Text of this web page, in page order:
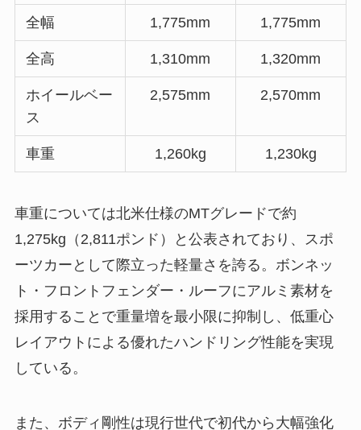
全幅 1,775mm 1,775mm
全高 1,310mm 1,320mm
ホイールベー
ス
2,575mm 2,570mm
車重 1,260kg 1,230kg
車重については北米仕様のMTグレードで約
1,275kg（2,811ポンド）と公表されており、スポ
ーツカーとして際立った軽量さを誇る。ボンネッ
ト・フロントフェンダー・ルーフにアルミ素材を
採用することで重量増を最小限に抑制し、低重心
レイアウトによる優れたハンドリング性能を実現
している。
また、ボディ剛性は現行世代で初代から大幅強化